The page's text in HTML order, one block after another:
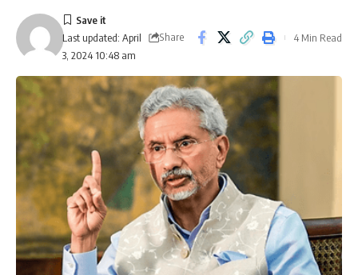
Last updated: April
3, 2024 10:48 am
Share 4 Min Read